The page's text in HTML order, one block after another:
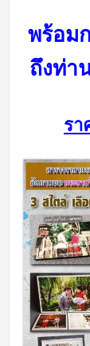
พร้อม
ถึงท่า
รา